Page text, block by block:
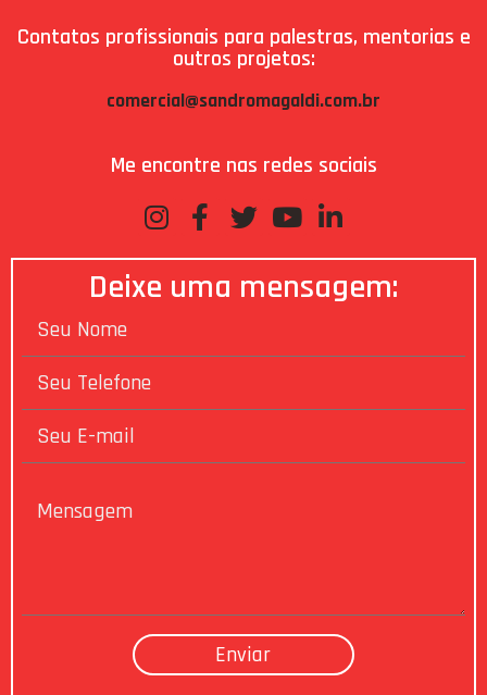
Contatos profissionais para palestras, mentorias e
outros projetos:
comercial@sandromagaldi.com.br
Me encontre nas redes sociais
Deixe uma mensagem: